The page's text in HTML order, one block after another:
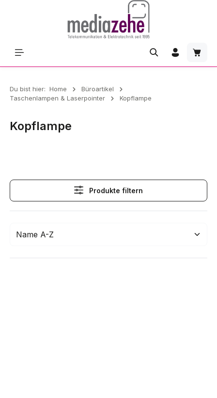
Du bist hier: Home
Büroartikel
Taschenlampen & Laserpointer
Kopflampe
Kopflampe
Kopflampe
Produkte filtern